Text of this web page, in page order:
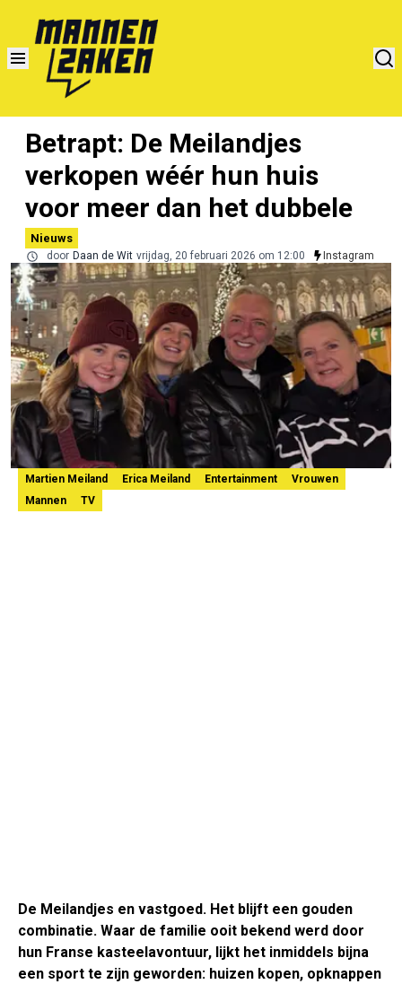
Betrapt: De Meilandjes
verkopen wéér hun huis
voor meer dan het dubbele
Nieuws
door Daan de Wit vrijdag, 20 februari 2026 om 12:00 Instagram
Martien Meiland Erica Meiland Entertainment
Vrouwen
Mannen
TV
De Meilandjes en vastgoed. Het blijft een gouden
combinatie. Waar de familie ooit bekend werd door
hun Franse kasteelavontuur, lijkt het inmiddels bijna
een sport te zijn geworden: huizen kopen, opknappen